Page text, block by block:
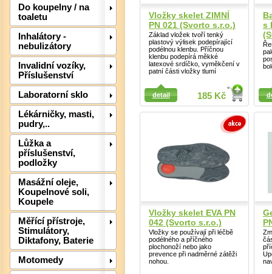
Do koupelny / na
toaletu
Inhalátory -
nebulizátory
Invalidní vozíky,
Příslušenství
Laboratorní sklo
Lékárničky, masti,
pudry,..
Lůžka a
příslušenství,
podložky
Masážní oleje,
Koupelnové soli,
Koupele
Měřící přístroje,
Stimulátory,
Diktafony, Baterie
Motomedy
Vložky skelet ZIMNÍ
PN 021 (Svorto s.r.o.)
Základ vložek tvoří tenký
plastový výlisek podepírající
podélnou klenbu. Příčnou
klenbu podepírá měkké
latexové srdíčko, vyměkčení v
patní části vložky tlumí
185 Kč
detail
s
Detail
Detail
Vložky skelet EVA PN
042 (Svorto s.r.o.)
Vložky se používají při léčbě
podélného a příčného
plochonoží nebo jako
prevence při nadměrné zátěži
nohou.